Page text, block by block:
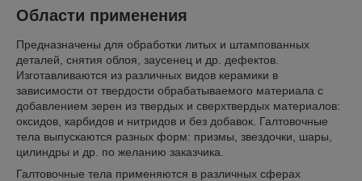
Области применения
Предназначены для обработки литых и штампованных
деталей, снятия облоя, заусенец и др. дефектов.
Изготавливаются из различных видов керамики в
зависимости от твердости обрабатываемого материала с
добавлением зерен из твердых и сверхтвердых материалов:
оксидов, карбидов и нитридов и без добавок. Галтовочные
тела выпускаются разных форм: призмы, звездочки, шары,
цилиндры и др. по желанию заказчика.
Галтовочные тела применяются в различных сферах